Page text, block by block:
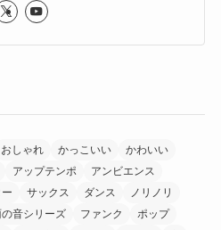
おしゃれ かっこいい
かわいい
アップテンポ
アンビエンス
サックス ダンス
ノリノリ
音シリーズ ファンク
ポップ